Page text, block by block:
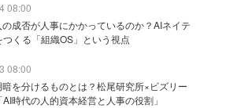
08:00
成否が人事にかかっているのか？AIネイテ
つくる「組織OS」という視点
08:00
を分けるものとは？松尾研究所×ビズリー
時代の人的資本経営と人事の役割」